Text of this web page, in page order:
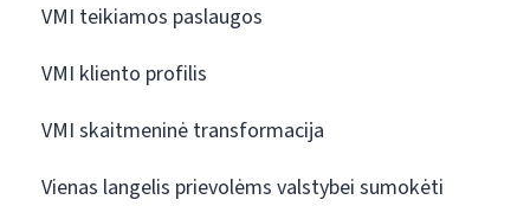
VMI teikiamos paslaugos
VMI kliento profilis
VMI skaitmeninė transformacija
Vienas langelis prievolėms valstybei sumokėti